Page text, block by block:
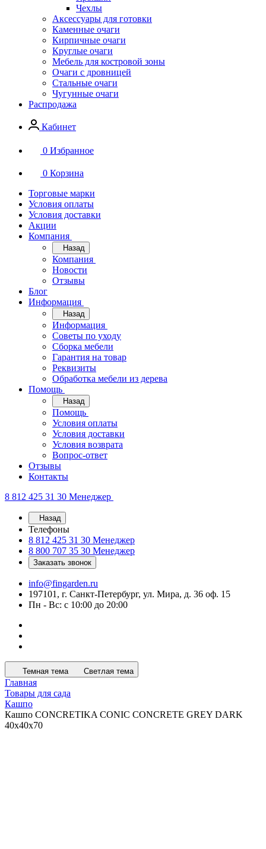
Чехлы
Аксессуары для готовки
Каменные очаги
Кирпичные очаги
Круглые очаги
Мебель для костровой зоны
Очаги с дровницей
Стальные очаги
Чугунные очаги
Распродажа
Кабинет
0 Избранное
0 Корзина
Торговые марки
Условия оплаты
Условия доставки
Акции
Компания
Назад
Компания
Новости
Отзывы
Блог
Информация
Назад
Информация
Советы по уходу
Сборка мебели
Гарантия на товар
Реквизиты
Обработка мебели из дерева
Помощь
Назад
Помощь
Условия оплаты
Условия доставки
Условия возврата
Вопрос-ответ
Отзывы
Контакты
8 812 425 31 30 Менеджер
Назад
Телефоны
8 812 425 31 30 Менеджер
8 800 707 35 30 Менеджер
Заказать звонок
info@fingarden.ru
197101, г. Санкт-Петербург, ул. Мира, д. 36 оф. 15
Пн - Вс: с 10:00 до 20:00
Темная тема Светлая тема
Главная
Товары для сада
Кашпо
Кашпо CONCRETIKA CONIC CONCRETE GREY DARK
40x40x70